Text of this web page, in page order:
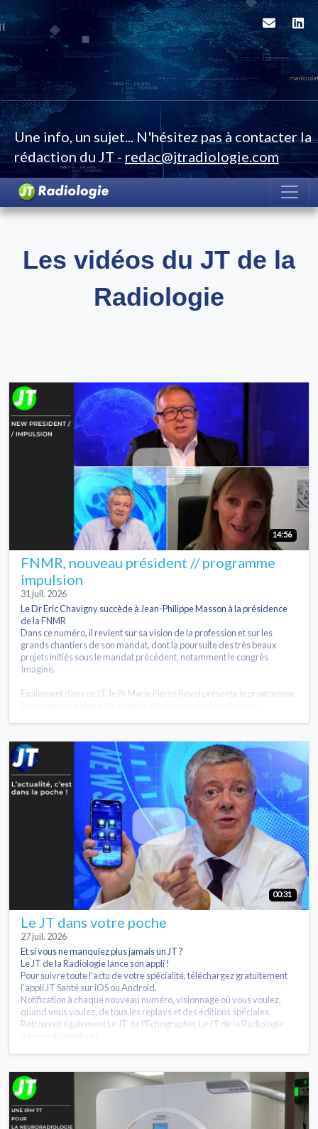
Une info, un sujet... N'hésitez pas à contacter la
rédaction du JT - redac@jtradiologie.com
Les vidéos du JT de la
Radiologie
14:56
FNMR, nouveau président // programme
impulsion
31 juil. 2026
Le Dr Eric Chavigny succède à Jean-Philippe Masson à la présidence
de la FNMR
Dans ce numéro, il revient sur sa vision de la profession et sur les
grands chantiers de son mandat, dont la poursuite des très beaux
projets initiés sous le mandat précédent, notamment le congrès
Imagine.
Egalement dans ce JT, le Pr Marie Pierre Revel présente le programme
00:31
Le JT dans votre poche
27 juil. 2026
Et si vous ne manquiez plus jamais un JT ?
Le JT de la Radiologie lance son appli !
Pour suivre toute l'actu de votre spécialité, téléchargez gratuitement
l'appli JT Santé sur iOS ou Android.
Notification à chaque nouveau numéro, visionnage où vous voulez,
quand vous voulez, de tous les replays et des éditions spéciales.
Retrouvez également Le JT de l'Echographie, Le JT de la Radiologie